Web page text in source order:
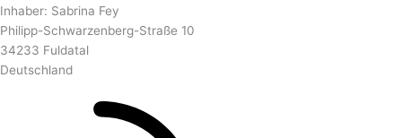
Inhaber: Sabrina Fey
Philipp-Schwarzenberg-Straße 10
34233 Fuldatal
Deutschland